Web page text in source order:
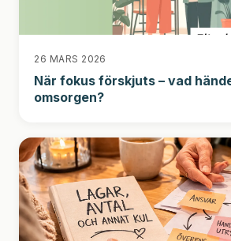
26 MARS 2026
När fokus förskjuts – vad
omsorgen?